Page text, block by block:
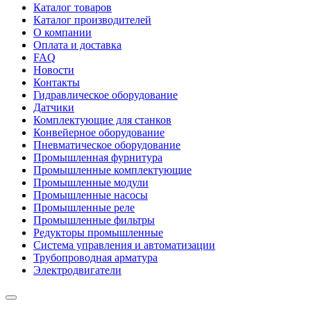
Каталог товаров
Каталог производителей
О компании
Оплата и доставка
FAQ
Новости
Контакты
Гидравлическое оборудование
Датчики
Комплектующие для станков
Конвейерное оборудование
Пневматическое оборудование
Промышленная фурнитура
Промышленные комплектующие
Промышленные модули
Промышленные насосы
Промышленные реле
Промышленные фильтры
Редукторы промышленные
Система управления и автоматизации
Трубопроводная арматура
Электродвигатели